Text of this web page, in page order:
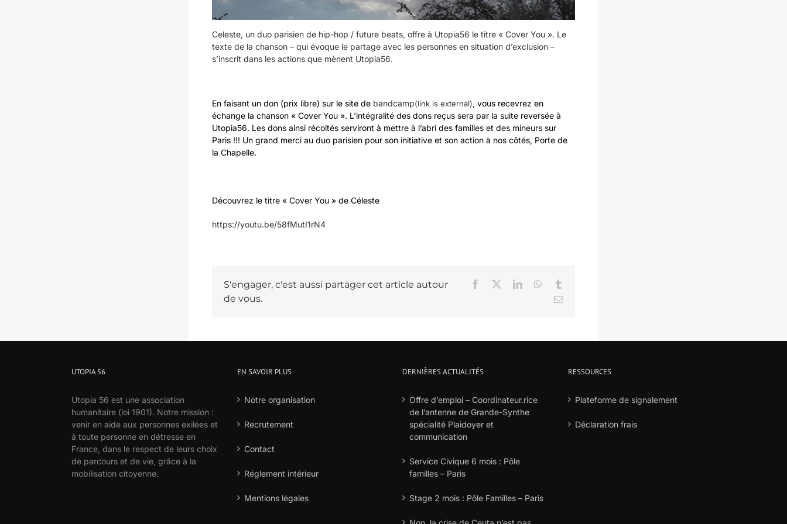
Celeste, un duo parisien de hip-hop / future beats, offre à Utopia56 le titre « Cover You ». Le
texte de la chanson – qui évoque le partage avec les personnes en situation d’exclusion –
s’inscrit dans les actions que mènent Utopia56.
En faisant un don (prix libre) sur le site de bandcamp(link is external), vous recevrez en
échange la chanson « Cover You ». L’intégralité des dons reçus sera par la suite reversée à
Utopia56. Les dons ainsi récoltés serviront à mettre à l’abri des familles et des mineurs sur
Paris !!! Un grand merci au duo parisien pour son initiative et son action à nos côtés, Porte de
la Chapelle.
Découvrez le titre « Cover You » de Céleste
https://youtu.be/58fMutI1rN4
S'engager, c'est aussi partager cet article autour
de vous.
Facebook LinkedInWhatsApp
Email
UTOPIA 56
Utopia 56 est une association
humanitaire (loi 1901). Notre mission :
venir en aide aux personnes exilées et
à toute personne en détresse en
France, dans le respect de leurs choix
de parcours et de vie, grâce à la
mobilisation citoyenne.
EN SAVOIR PLUS
Notre organisation
Recrutement
Contact
Réglement intérieur
Mentions légales
DERNIÈRES ACTUALITÉS
Offre d’emploi – Coordinateur.rice
de l’antenne de Grande-Synthe
spécialité Plaidoyer et
communication
Service Civique 6 mois : Pôle
familles – Paris
Stage 2 mois : Pôle Familles – Paris
RESSOURCES
Plateforme de signalement
Déclaration frais